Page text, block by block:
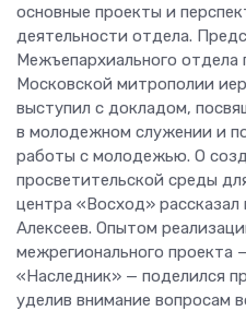
основные проекты и
деятельности отдела.
Межъепархиального
Московской митрополии
выступил с докладом,
в молодежном служении и
работы с молодежью. О
просветительской среды
центра «Восход»
Алексеев. Опытом
межрегионального проекта
«Наследник» — поделился
уделив внимание вопросам